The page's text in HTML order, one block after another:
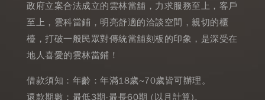
政府立案合法成立的雲林當舖，力求服務至上，客戶
至上，雲科當鋪，明亮舒適的洽談空間，親切的櫃
檯，打破一般民眾對傳統當舖刻板的印象，是深受在
地人喜愛的雲林當鋪！
借款須知：年齡：年滿18歲~70歲皆可辦理。
還款期數：最低3期-最長60期 (以月計算)。